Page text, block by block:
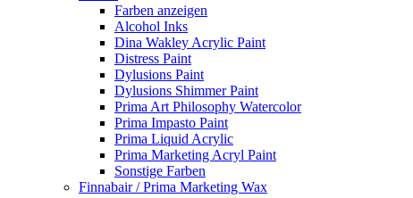
Farben anzeigen
Alcohol Inks
Dina Wakley Acrylic Paint
Distress Paint
Dylusions Paint
Dylusions Shimmer Paint
Prima Art Philosophy Watercolor
Prima Impasto Paint
Prima Liquid Acrylic
Prima Marketing Acryl Paint
Sonstige Farben
Finnabair / Prima Marketing Wax